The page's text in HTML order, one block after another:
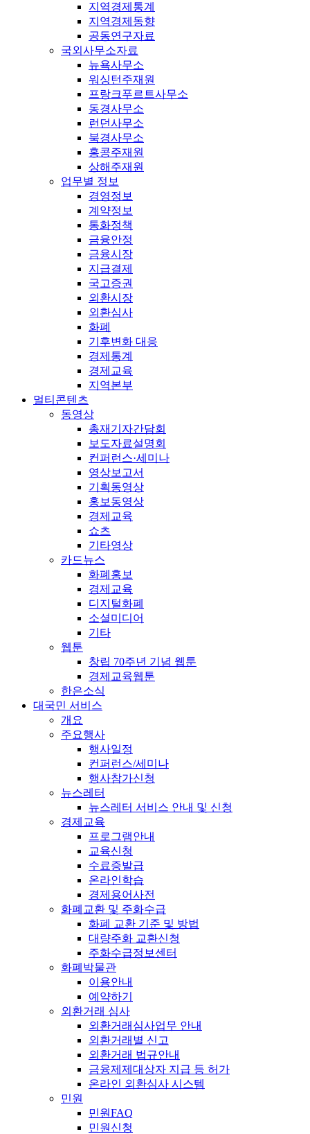
지역경제통계
지역경제동향
공동연구자료
국외사무소자료
뉴욕사무소
워싱턴주재원
프랑크푸르트사무소
동경사무소
런던사무소
북경사무소
홍콩주재원
상해주재원
업무별 정보
경영정보
계약정보
통화정책
금융안정
금융시장
지급결제
국고증권
외환시장
외환심사
화폐
기후변화 대응
경제통계
경제교육
지역본부
멀티콘텐츠
동영상
총재기자간담회
보도자료설명회
컨퍼런스·세미나
영상보고서
기획동영상
홍보동영상
경제교육
쇼츠
기타영상
카드뉴스
화폐홍보
경제교육
디지털화폐
소셜미디어
기타
웹툰
창립 70주년 기념 웹툰
경제교육웹툰
한은소식
대국민 서비스
개요
주요행사
행사일정
컨퍼런스/세미나
행사참가신청
뉴스레터
뉴스레터 서비스 안내 및 신청
경제교육
프로그램안내
교육신청
수료증발급
온라인학습
경제용어사전
화폐교환 및 주화수급
화폐 교환 기준 및 방법
대량주화 교환신청
주화수급정보센터
화폐박물관
이용안내
예약하기
외환거래 심사
외환거래심사업무 안내
외환거래별 신고
외환거래 법규안내
금융제제대상자 지급 등 허가
온라인 외환심사 시스템
민원
민원FAQ
민원신청